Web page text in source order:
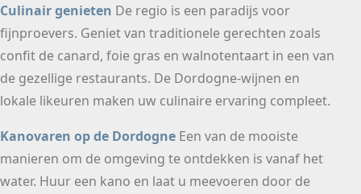
Culinair genieten De regio is een paradijs voor
fijnproevers. Geniet van traditionele gerechten zoals
confit de canard, foie gras en walnotentaart in een van
de gezellige restaurants. De Dordogne-wijnen en
lokale likeuren maken uw culinaire ervaring compleet.
Kanovaren op de Dordogne Een van de mooiste
manieren om de omgeving te ontdekken is vanaf het
water. Huur een kano en laat u meevoeren door de